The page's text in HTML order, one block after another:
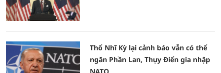
Thổ Nhĩ Kỳ lại cảnh báo vẫn có thể
ngăn Phần Lan, Thụy Điển gia nhập